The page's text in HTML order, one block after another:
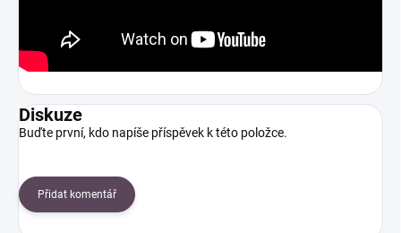
Diskuze
Buďte první, kdo napíše příspěvek k této položce.
Přidat komentář